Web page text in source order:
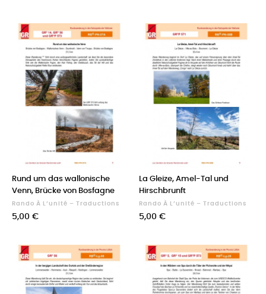
Rund um das wallonische
Venn, Brücke von Bosfagne
Rando À L’unité – Traductions
Prix
5,00 €
La Gleize, Amel-Tal und
Hirschbrunft
Rando À L’unité – Traductions
Prix
5,00 €